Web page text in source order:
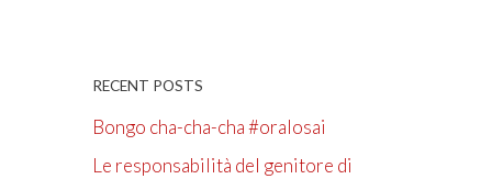
RECENT POSTS
Bongo cha-cha-cha #oralosai
Le responsabilità del genitore di